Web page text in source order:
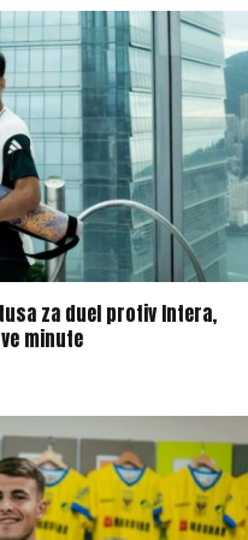
za duel protiv Intera,
minute